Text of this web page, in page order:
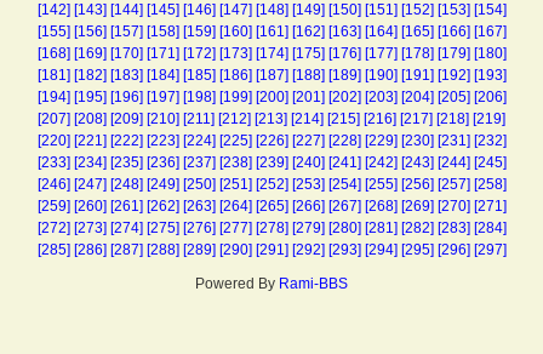
[142] [143] [144] [145] [146] [147] [148] [149] [150] [151] [152] [153] [154]
[155] [156] [157] [158] [159] [160] [161] [162] [163] [164] [165] [166] [167]
[168] [169] [170] [171] [172] [173] [174] [175] [176] [177] [178] [179] [180]
[181] [182] [183] [184] [185] [186] [187] [188] [189] [190] [191] [192] [193]
[194] [195] [196] [197] [198] [199] [200] [201] [202] [203] [204] [205] [206]
[207] [208] [209] [210] [211] [212] [213] [214] [215] [216] [217] [218] [219]
[220] [221] [222] [223] [224] [225] [226] [227] [228] [229] [230] [231] [232]
[233] [234] [235] [236] [237] [238] [239] [240] [241] [242] [243] [244] [245]
[246] [247] [248] [249] [250] [251] [252] [253] [254] [255] [256] [257] [258]
[259] [260] [261] [262] [263] [264] [265] [266] [267] [268] [269] [270] [271]
[272] [273] [274] [275] [276] [277] [278] [279] [280] [281] [282] [283] [284]
[285] [286] [287] [288] [289] [290] [291] [292] [293] [294] [295] [296] [297]
Powered By Rami-BBS